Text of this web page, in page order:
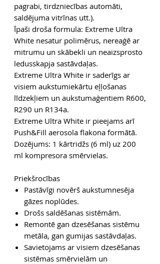
pagrabi, tirdzniecības automāti,
saldējuma vitrīnas utt.).
Īpaši droša formula: Extreme Ultra
White nesatur polimērus, nereaģē ar
mitrumu un skābekli un neaizsprosto
ledusskapja sastāvdaļas.
Extreme Ultra White ir saderīgs ar
visiem aukstumiekārtu eļļošanas
līdzekļiem un aukstumaģentiem R600,
R290 un R134a.
Extreme Ultra White ir pieejams arī
Push&Fill aerosola flakona formātā.
Dozējums: 1 kārtridžs (6 ml) uz 200
ml kompresora smērvielas.
Priekšrocības
Pastāvīgi novērš aukstumnesēja
gāzes noplūdes.
Drošs saldēšanas sistēmām.
Remontē gan dzesēšanas sistēmu
metāla, gan gumijas sastāvdaļas.
Savietojams ar visiem dzesēšanas
sistēmas smērvielām un